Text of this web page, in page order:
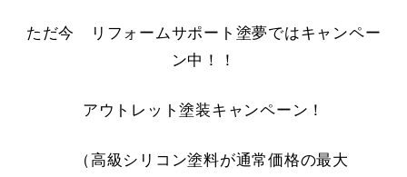
ただ今 リフォームサポート塗夢ではキャンペー
ン中！！
アウトレット塗装キャンペーン！
（高級シリコン塗料が通常価格の最大